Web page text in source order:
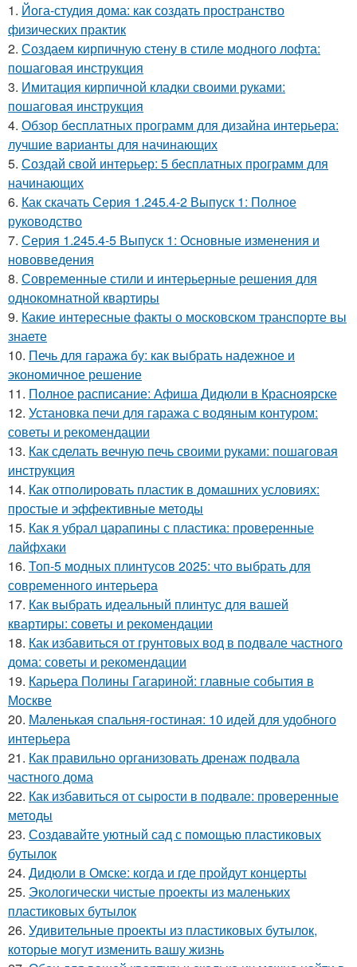
1. Йога-студия дома: как создать пространство
физических практик
2. Создаем кирпичную стену в стиле модного лофта:
пошаговая инструкция
3. Имитация кирпичной кладки своими руками:
пошаговая инструкция
4. Обзор бесплатных программ для дизайна интерьера:
лучшие варианты для начинающих
5. Создай свой интерьер: 5 бесплатных программ для
начинающих
6. Как скачать Серия 1.245.4-2 Выпуск 1: Полное
руководство
7. Серия 1.245.4-5 Выпуск 1: Основные изменения и
нововведения
8. Современные стили и интерьерные решения для
однокомнатной квартиры
9. Какие интересные факты о московском транспорте вы
знаете
10. Печь для гаража бу: как выбрать надежное и
экономичное решение
11. Полное расписание: Афиша Дидюли в Красноярске
12. Установка печи для гаража с водяным контуром:
советы и рекомендации
13. Как сделать вечную печь своими руками: пошаговая
инструкция
14. Как отполировать пластик в домашних условиях:
простые и эффективные методы
15. Как я убрал царапины с пластика: проверенные
лайфхаки
16. Топ-5 модных плинтусов 2025: что выбрать для
современного интерьера
17. Как выбрать идеальный плинтус для вашей
квартиры: советы и рекомендации
18. Как избавиться от грунтовых вод в подвале частного
дома: советы и рекомендации
19. Карьера Полины Гагариной: главные события в
Москве
20. Маленькая спальня-гостиная: 10 идей для удобного
интерьера
21. Как правильно организовать дренаж подвала
частного дома
22. Как избавиться от сырости в подвале: проверенные
методы
23. Создавайте уютный сад с помощью пластиковых
бутылок
24. Дидюли в Омске: когда и где пройдут концерты
25. Экологически чистые проекты из маленьких
пластиковых бутылок
26. Удивительные проекты из пластиковых бутылок,
которые могут изменить вашу жизнь